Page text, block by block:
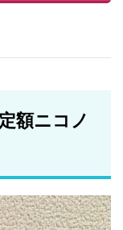
額ニコノ